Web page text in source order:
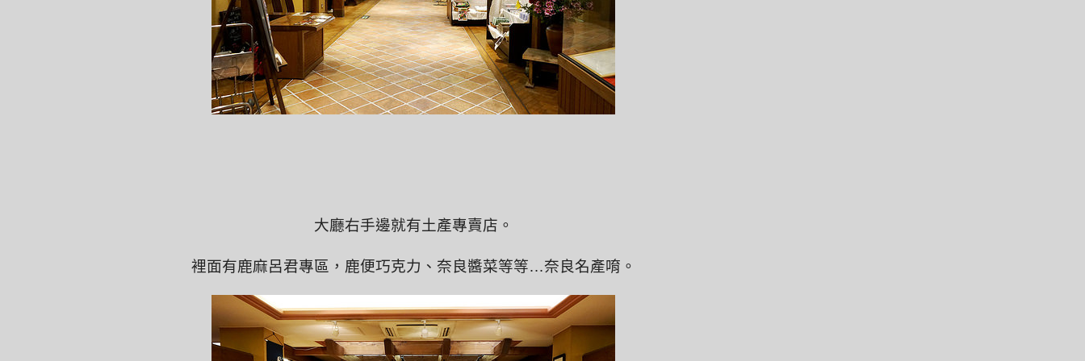
大廳右手邊就有土產專賣店。
裡面有鹿麻呂君專區，鹿便巧克力、奈良醬菜等等…奈良名產唷。